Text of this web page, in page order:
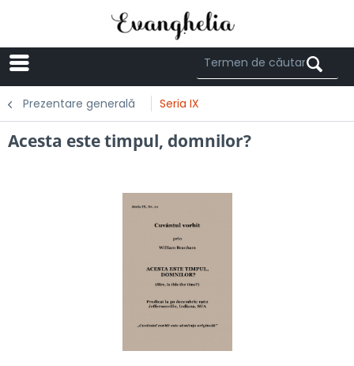
Prezentare generală Seria IX
Acesta este timpul, domnilor?